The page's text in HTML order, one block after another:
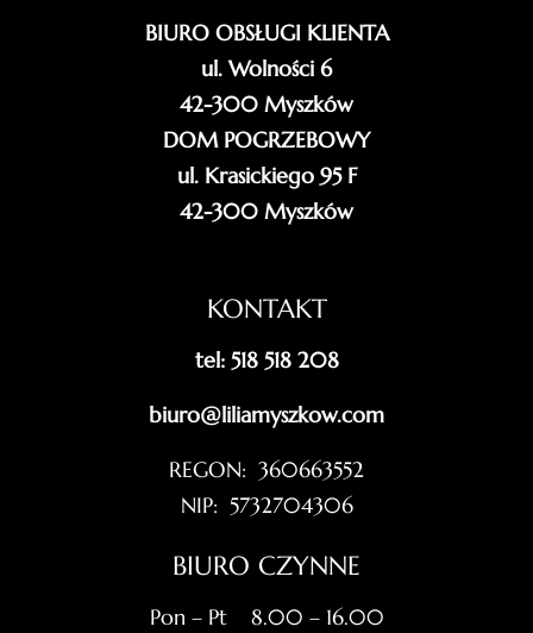
BIURO OBSŁUGI KLIENTA
ul. Wolności 6
42-300 Myszków
DOM POGRZEBOWY
ul. Krasickiego 95 F
42-300 Myszków
KONTAKT
tel: 518 518 208
biuro@liliamyszkow.com
REGON: 360663552
NIP: 5732704306
BIURO CZYNNE
Pon – Pt 8.00 – 16.00